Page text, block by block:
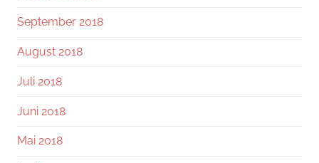
September 2018
August 2018
Juli 2018
Juni 2018
Mai 2018